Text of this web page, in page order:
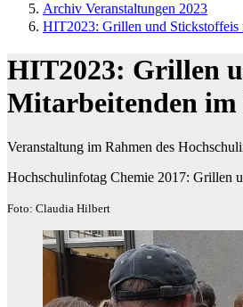
Archiv Veranstaltungen 2023
HIT2023: Grillen und Stickstoffeis
HIT2023: Grillen
Mitarbeitenden im
Veranstaltung im Rahmen des
Hochschulinfotag Chemie 2017: Grillen
Foto: Claudia Hilbert